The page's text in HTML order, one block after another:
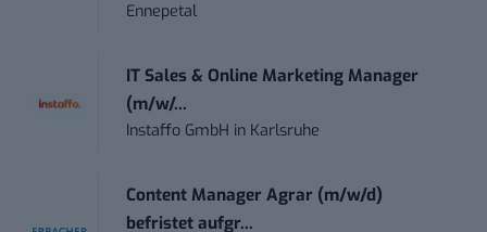
Ennepetal
IT Sales & Online Marketing Manager
(m/w/...
Instaffo GmbH in Karlsruhe
Content Manager Agrar (m/w/d)
befristet aufgr...